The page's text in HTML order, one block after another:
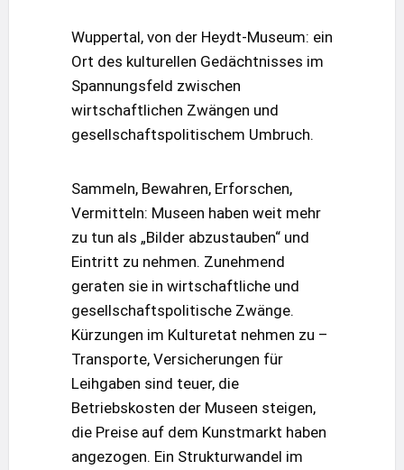
Wuppertal, von der Heydt-Museum: ein
Ort des kulturellen Gedächtnisses im
Spannungsfeld zwischen
wirtschaftlichen Zwängen und
gesellschaftspolitischem Umbruch.
Sammeln, Bewahren, Erforschen,
Vermitteln: Museen haben weit mehr
zu tun als „Bilder abzustauben“ und
Eintritt zu nehmen. Zunehmend
geraten sie in wirtschaftliche und
gesellschaftspolitische Zwänge.
Kürzungen im Kulturetat nehmen zu –
Transporte, Versicherungen für
Leihgaben sind teuer, die
Betriebskosten der Museen steigen,
die Preise auf dem Kunstmarkt haben
angezogen. Ein Strukturwandel im